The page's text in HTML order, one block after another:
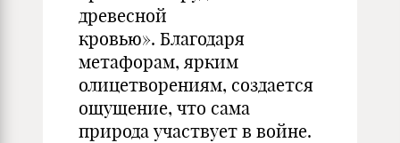
древесной
кровью». Благодаря
метафорам, ярким
олицетворениям, создается
ощущение, что сама
природа участвует в войне.